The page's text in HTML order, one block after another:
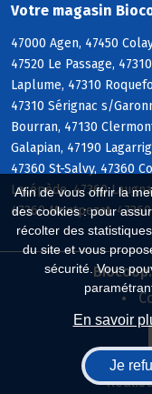
Afin de vous offrir la
des cookies : pour
récolter des
du site et vous
sécurité. Vous
En savoir
Je
Votre magasin
47000 Agen, 47450
47520 Le Passage,
Laplume, 47310
47310 Sérignac s/
Bourran, 47130
Galapian, 47190
47360 St-Salvy, 47360
Lacépède, 47360
47360 Montpezat,